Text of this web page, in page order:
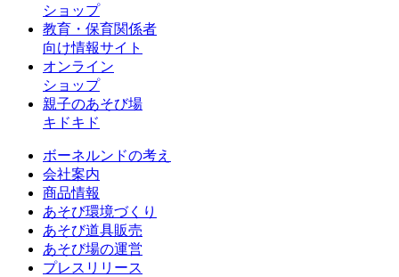
ショップ
教育・保育関係者
向け情報サイト
オンライン
ショップ
親子のあそび場
キドキド
ボーネルンドの考え
会社案内
商品情報
あそび環境づくり
あそび道具販売
あそび場の運営
プレスリリース